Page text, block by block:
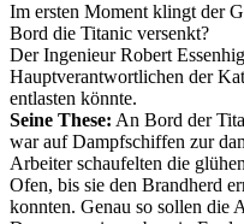
Im ersten Moment klingt der
Bord die Titanic versenkt?
Der Ingenieur Robert
Hauptverantwortlichen der
entlasten könnte.
Seine These: An Bord der
war auf Dampfschiffen zur
Arbeiter schaufelten die
Ofen, bis sie den Brandherd
konnten. Genau so sollen die